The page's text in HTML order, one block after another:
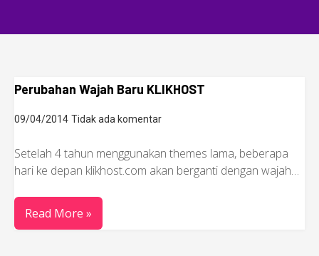
Perubahan Wajah Baru KLIKHOST
09/04/2014 Tidak ada komentar
Setelah 4 tahun menggunakan themes lama, beberapa
hari ke depan klikhost.com akan berganti dengan wajah…
Read More »